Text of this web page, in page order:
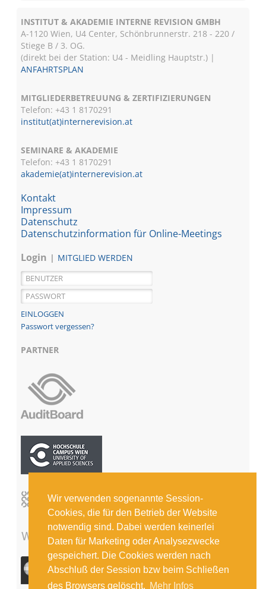
Wir verwenden sogenannte Session-
Cookies, die für den Betrieb der Website
notwendig sind. Dabei werden keinerlei
Daten für Marketing oder Analysezwecke
gespeichert. Die Cookies werden nach
Abschluß der Session bzw beim Schließen
des Browsers gelöscht. Mehr Infos
INSTITUT & AKADEMIE INTERNE REVISION GMBH
A-1120 Wien, U4 Center, Schönbrunnerstr. 218 - 220 /
Stiege B / 3. OG.
(direkt bei der Station: U4 - Meidling Hauptstr.) |
ANFAHRTSPLAN
MITGLIEDERBETREUUNG & ZERTIFIZIERUNGEN
Telefon: +43 1 8170291
institut(at)internerevision.at
SEMINARE & AKADEMIE
Telefon: +43 18170291
akademie(at)internerevision.at
Kontakt
Impressum
Datenschutz
Datenschutzinformation für Online-Meetings
Login
MITGLIED WERDEN
Passwort vergessen?
PARTNER